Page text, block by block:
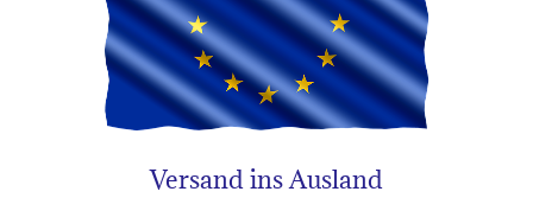
Versand ins Ausland